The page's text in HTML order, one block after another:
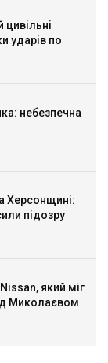
ударів по
небезпечна
Херсонщині:
підозру
який міг
Миколаєвом